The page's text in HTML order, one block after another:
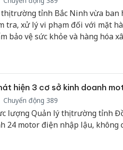
trường tỉnh Bắc Ninh vừa ban
tra, xử lý vi phạm đối với mặt
bảo vệ sức khỏe và hàng hóa
hiện 3 cơ sở kinh doanh
Chuyển động 389
lượng Quản lý thị trường tỉnh
24 motor điện nhập lậu, không